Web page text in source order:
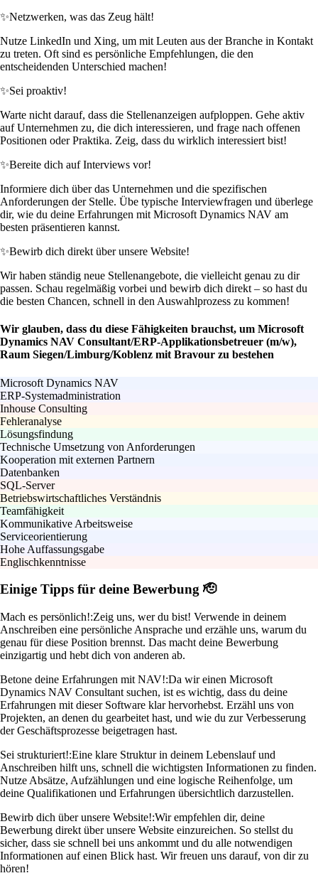
✨Netzwerken, was das Zeug hält!
Nutze LinkedIn und Xing, um mit Leuten aus der Branche in Kontakt
zu treten. Oft sind es persönliche Empfehlungen, die den
entscheidenden Unterschied machen!
✨Sei proaktiv!
Warte nicht darauf, dass die Stellenanzeigen aufploppen. Gehe aktiv
auf Unternehmen zu, die dich interessieren, und frage nach offenen
Positionen oder Praktika. Zeig, dass du wirklich interessiert bist!
✨Bereite dich auf Interviews vor!
Informiere dich über das Unternehmen und die spezifischen
Anforderungen der Stelle. Übe typische Interviewfragen und überlege
dir, wie du deine Erfahrungen mit Microsoft Dynamics NAV am
besten präsentieren kannst.
✨Bewirb dich direkt über unsere Website!
Wir haben ständig neue Stellenangebote, die vielleicht genau zu dir
passen. Schau regelmäßig vorbei und bewirb dich direkt – so hast du
die besten Chancen, schnell in den Auswahlprozess zu kommen!
Wir glauben, dass du diese Fähigkeiten brauchst, um Microsoft
Dynamics NAV Consultant/ERP-Applikationsbetreuer (m/w),
Raum Siegen/Limburg/Koblenz mit Bravour zu bestehen
Microsoft Dynamics NAV
ERP-Systemadministration
Inhouse Consulting
Fehleranalyse
Lösungsfindung
Technische Umsetzung von Anforderungen
Kooperation mit externen Partnern
Datenbanken
SQL-Server
Betriebswirtschaftliches Verständnis
Teamfähigkeit
Kommunikative Arbeitsweise
Serviceorientierung
Hohe Auffassungsgabe
Englischkenntnisse
Einige Tipps für deine Bewerbung 🫡
Mach es persönlich!:Zeig uns, wer du bist! Verwende in deinem
Anschreiben eine persönliche Ansprache und erzähle uns, warum du
genau für diese Position brennst. Das macht deine Bewerbung
einzigartig und hebt dich von anderen ab.
Betone deine Erfahrungen mit NAV!:Da wir einen Microsoft
Dynamics NAV Consultant suchen, ist es wichtig, dass du deine
Erfahrungen mit dieser Software klar hervorhebst. Erzähl uns von
Projekten, an denen du gearbeitet hast, und wie du zur Verbesserung
der Geschäftsprozesse beigetragen hast.
Sei strukturiert!:Eine klare Struktur in deinem Lebenslauf und
Anschreiben hilft uns, schnell die wichtigsten Informationen zu finden.
Nutze Absätze, Aufzählungen und eine logische Reihenfolge, um
deine Qualifikationen und Erfahrungen übersichtlich darzustellen.
Bewirb dich über unsere Website!:Wir empfehlen dir, deine
Bewerbung direkt über unsere Website einzureichen. So stellst du
sicher, dass sie schnell bei uns ankommt und du alle notwendigen
Informationen auf einen Blick hast. Wir freuen uns darauf, von dir zu
hören!